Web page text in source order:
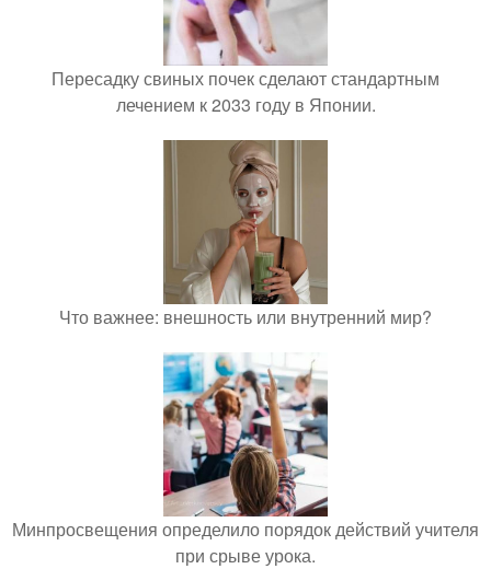
Пересадку свиных почек сделают стандартным
лечением к 2033 году в Японии.
Что важнее: внешность или внутренний мир?
Минпросвещения определило порядок действий учителя
при срыве урока.